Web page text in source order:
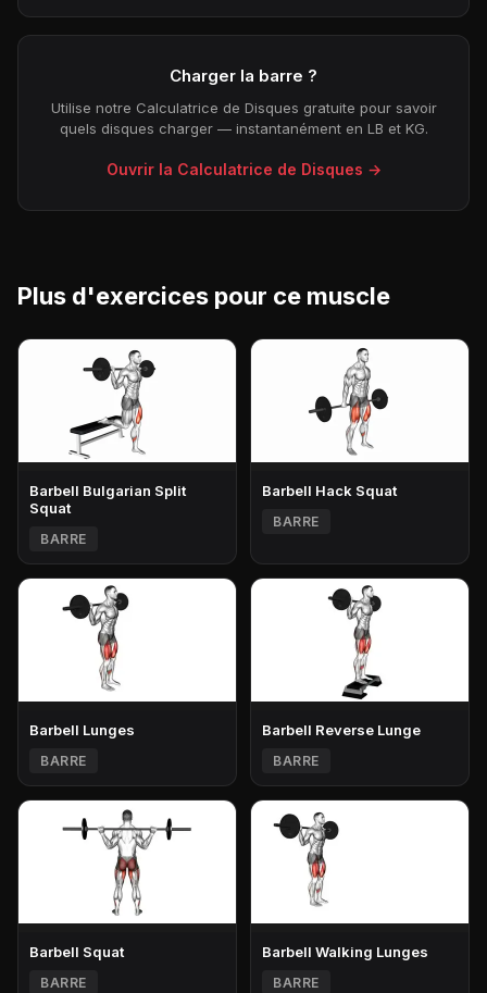
Charger la barre ?
Utilise notre Calculatrice de Disques gratuite pour savoir
quels disques charger — instantanément en LB et KG.
Ouvrir la Calculatrice de Disques →
Plus d'exercices pour ce muscle
Barbell Bulgarian Split
Squat
BARRE
Barbell Hack Squat
BARRE
Barbell Lunges
BARRE
Barbell Reverse Lunge
BARRE
Barbell Squat
BARRE
Barbell Walking Lunges
BARRE